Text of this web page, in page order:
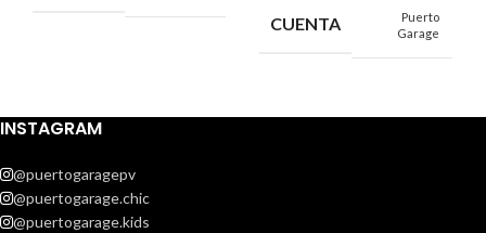
CUENTA
Puerto
Garage
INSTAGRAM
@puertogaragepv
@puertogarage.chic
@puertogarage.kids